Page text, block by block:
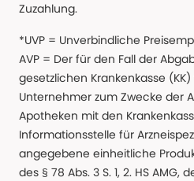
Zuzahlung.
*UVP = Unverbindliche
AVP = Der für den Fall der
gesetzlichen Krankenkasse
Unternehmer zum Zwecke der
Apotheken mit den
Informationsstelle für
angegebene einheitliche
des § 78 Abs. 3 S. 1, 2. HS AMG,